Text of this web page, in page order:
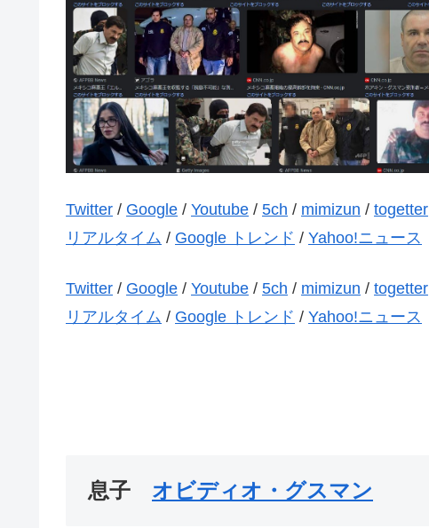
Twitter / Google / Youtube / 5ch / mimizun / togetter
リアルタイム / Google トレンド / Yahoo!ニュース
Twitter / Google / Youtube / 5ch / mimizun / togetter
リアルタイム / Google トレンド / Yahoo!ニュース
息子 オビディオ・グスマン